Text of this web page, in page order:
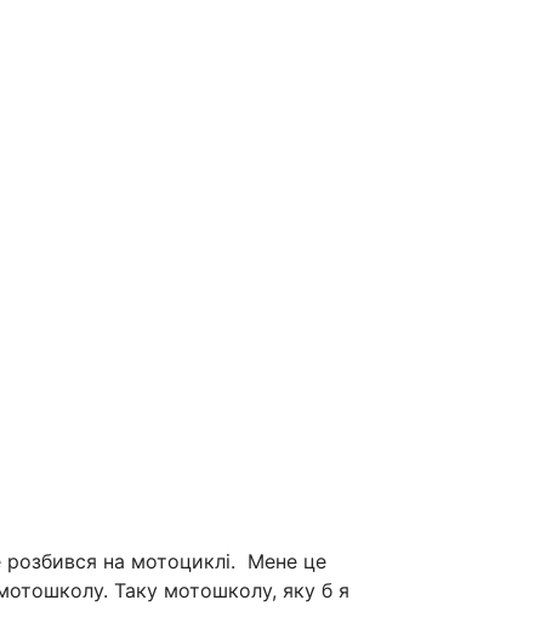
розбився на мотоциклі. Мене це
Таку мотошколу, яку б я